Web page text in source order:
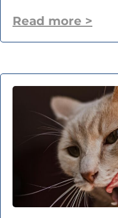
Read more >